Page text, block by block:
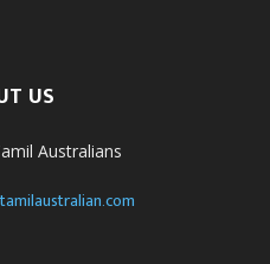
US
Australians